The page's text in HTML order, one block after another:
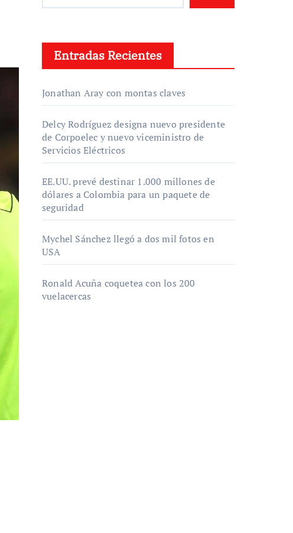
Entradas Recientes
Jonathan Aray con montas claves
Delcy Rodríguez designa nuevo presidente
de Corpoelec y nuevo viceministro de
Servicios Eléctricos
EE.UU. prevé destinar 1.000 millones de
dólares a Colombia para un paquete de
seguridad
Mychel Sánchez llegó a dos mil fotos en
USA
Ronald Acuña coquetea con los 200
vuelacercas